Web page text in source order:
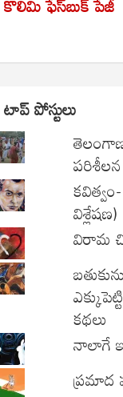
టాప్ పోస్టులు
పరిశీలన
విరామ
కథలు
నాలాగే
ప్రమాద